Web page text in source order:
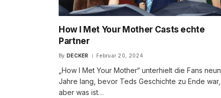
How I Met Your Mother Casts echte
Partner
By DECKER Februar 20, 2024
„How I Met Your Mother“ unterhielt die Fans neun
Jahre lang, bevor Teds Geschichte zu Ende war,
aber was ist…